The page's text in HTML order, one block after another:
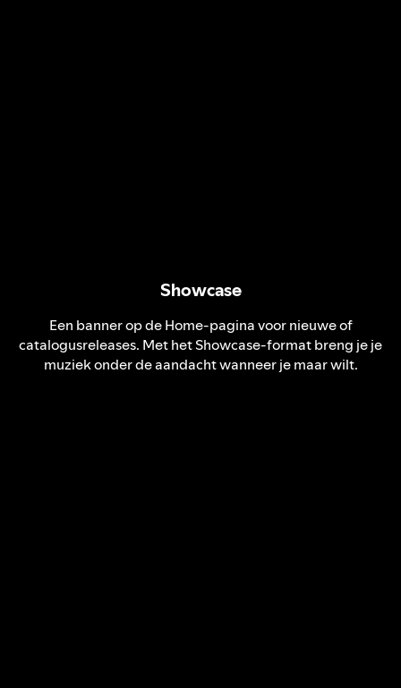
Showcase
Een banner op de Home-pagina voor nieuwe of
catalogusreleases. Met het Showcase-format breng je je
muziek onder de aandacht wanneer je maar wilt.